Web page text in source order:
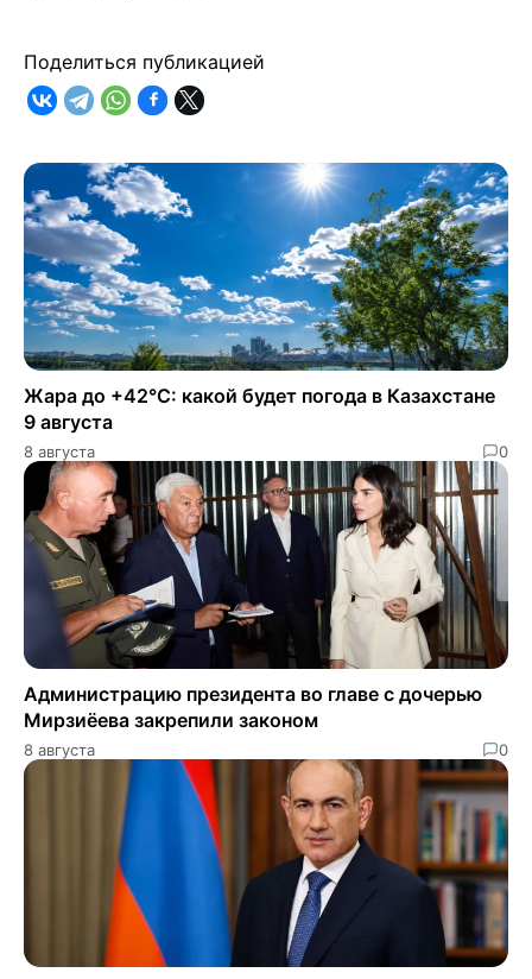
Поделиться публикацией
Жара до +42°C: какой будет погода в Казахстане
9 августа
8 августа 0
Администрацию президента во главе с дочерью
Мирзиёева закрепили законом
8 августа 0